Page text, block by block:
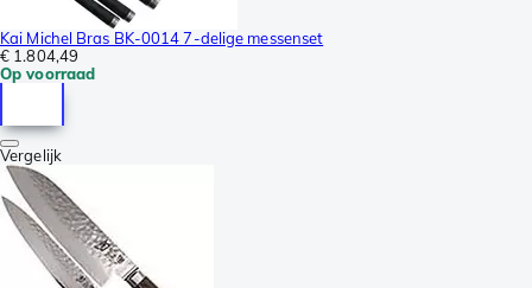
Kai Michel Bras BK-0014 7-delige messenset
€ 1.804,49
Op voorraad
Vergelijk